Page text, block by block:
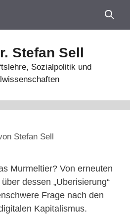
Stefan Sell
Sozialpolitik und
Stefan Sell
Murmeltier? Von erneuten
dessen „Uberisierung“
Frage nach den
Kapitalismus.